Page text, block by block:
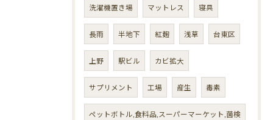
洗濯機置き場 マットレス 寝具
長雨 半地下 紅麹 浅草 台東区
上野 駅ビル カビ拡大
サプリメント 工場 産生 毒素
ペットボトル,食料品,スーパーマーケット,菌検